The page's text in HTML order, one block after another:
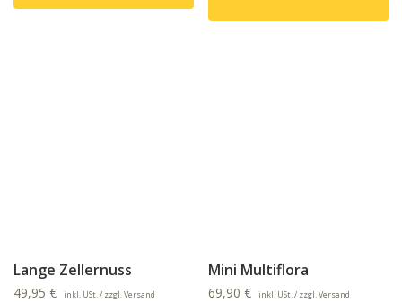
Dieses Produkt weist mehrere Varianten auf. Die
Lange Zellernuss
49,95 € inkl. USt. / zzgl. Versand
Mini Multiflora
69,90€ inkl. USt. / zzgl. Versand